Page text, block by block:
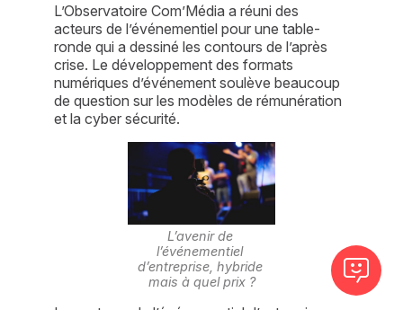
L’Observatoire Com’Média a réuni des
acteurs de l’événementiel pour une table-
ronde qui a dessiné les contours de l’après
crise. Le développement des formats
numériques d’événement soulève beaucoup
de question sur les modèles de rémunération
et la cyber sécurité.
L’avenir de
l’événementiel
d’entreprise, hybride
mais à quel prix ?